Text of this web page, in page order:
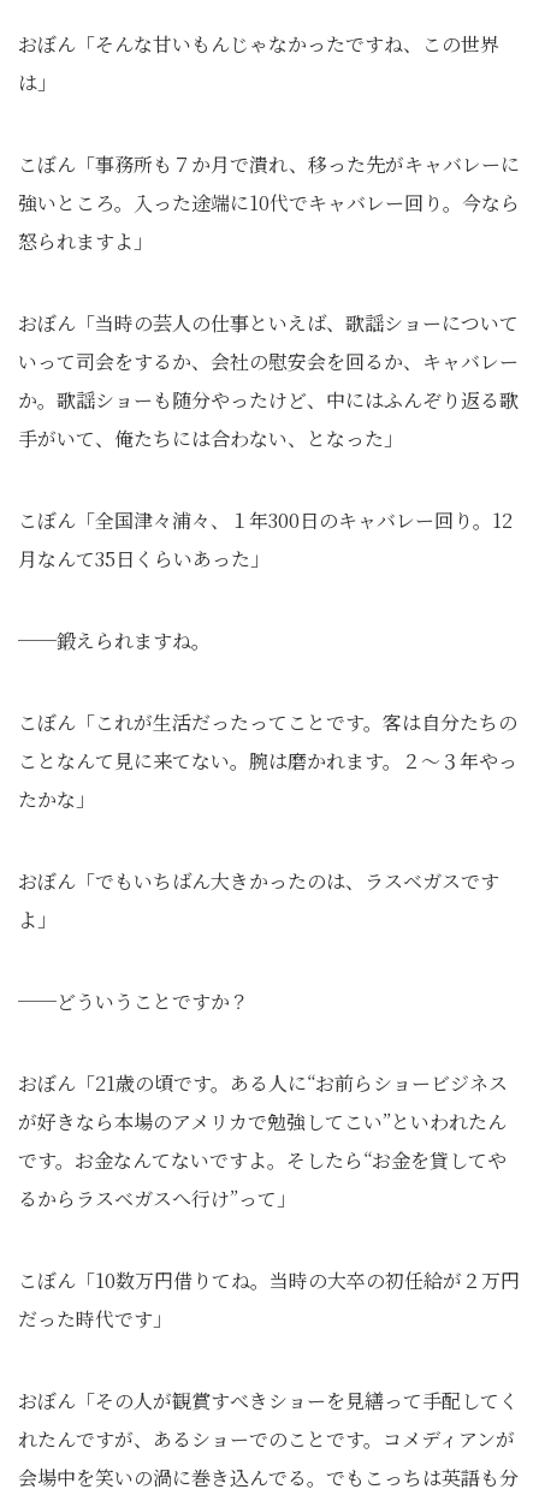
おぼん「そんな甘いもんじゃなかったですね、この世界
は」
こぼん「事務所も７か月で潰れ、移った先がキャバレーに
強いところ。入った途端に10代でキャバレー回り。今なら
怒られますよ」
おぼん「当時の芸人の仕事といえば、歌謡ショーについて
いって司会をするか、会社の慰安会を回るか、キャバレー
か。歌謡ショーも随分やったけど、中にはふんぞり返る歌
手がいて、俺たちには合わない、となった」
こぼん「全国津々浦々、１年300日のキャバレー回り。12
月なんて35日くらいあった」
──鍛えられますね。
こぼん「これが生活だったってことです。客は自分たちの
ことなんて見に来てない。腕は磨かれます。２〜３年やっ
たかな」
おぼん「でもいちばん大きかったのは、ラスベガスです
よ」
──どういうことですか？
おぼん「21歳の頃です。ある人に“お前らショービジネス
が好きなら本場のアメリカで勉強してこい”といわれたん
です。お金なんてないですよ。そしたら“お金を貸してや
るからラスベガスへ行け”って」
こぼん「10数万円借りてね。当時の大卒の初任給が２万円
だった時代です」
おぼん「その人が観賞すべきショーを見繕って手配してく
れたんですが、あるショーでのことです。コメディアンが
会場中を笑いの渦に巻き込んでる。でもこっちは英語も分